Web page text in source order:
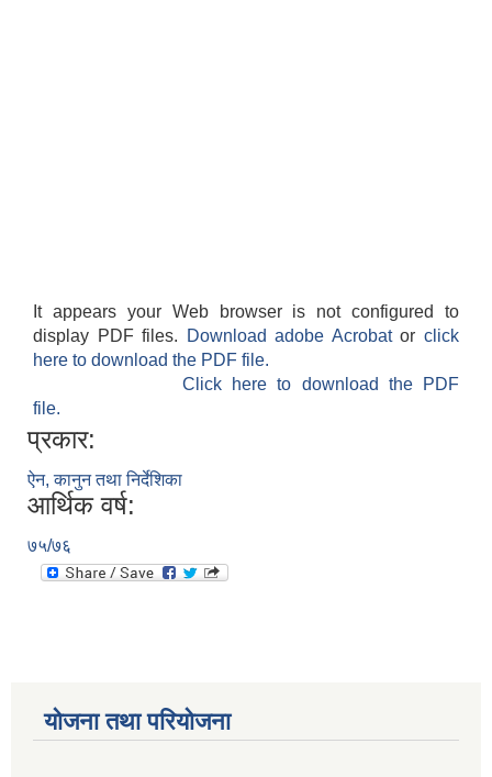
It appears your Web browser is not configured to
display PDF files.
Download adobe Acrobatorclick
here to download the PDF file.
Click here to download the PDF
file.
प्रकार:
ऐन, कानुन तथा निर्देशिका
आर्थिक वर्ष:
७५/७६
योजना तथा परियोजना